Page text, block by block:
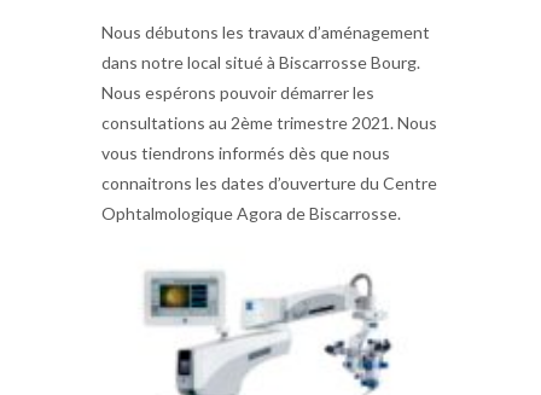
Nous débutons les travaux d’aménagement
dans notre local situé à Biscarrosse Bourg.
Nous espérons pouvoir démarrer les
consultations au 2ème trimestre 2021. Nous
vous tiendrons informés dès que nous
connaitrons les dates d’ouverture du Centre
Ophtalmologique Agora de Biscarrosse.